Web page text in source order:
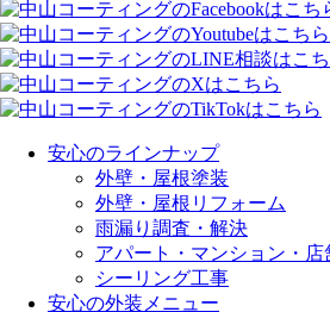
安心のラインナップ
外壁・屋根塗装
外壁・屋根リフォーム
雨漏り調査・解決
アパート・マンション・
シーリング工事
安心の外装メニュー